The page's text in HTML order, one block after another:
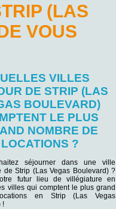
(LAS
VOUS
VILLES
DE STRIP (LAS
BOULEVARD)
LE PLUS
NOMBRE DE
LOCATIONS ?
séjourner dans une ville
de Strip (Las Vegas Boulevard) ?
futur lieu de villégiature en
villes qui comptent le plus grand
en Strip (Las Vegas
!